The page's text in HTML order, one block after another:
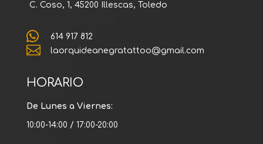
C. Coso, 1, 45200 Illescas, Toledo
 614 917 812
 laorquideanegratattoo@gmail.com
HORARIO
De Lunes a Viernes:
10:00-14:00 / 17:00-20:00